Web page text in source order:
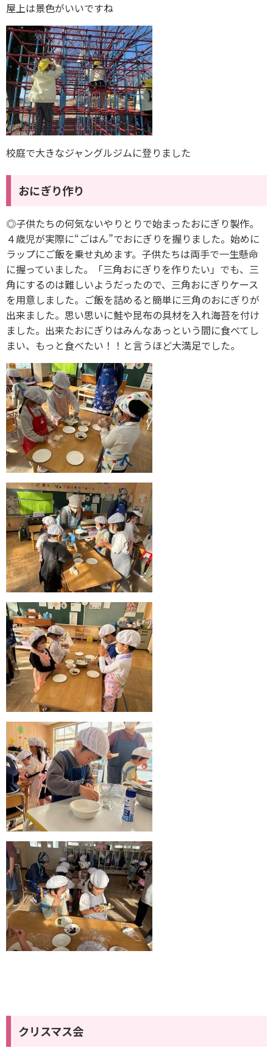
屋上は景色がいいですね
校庭で大きなジャングルジムに登りました
おにぎり作り
◎子供たちの何気ないやりとりで始まったおにぎり製作。
４歳児が実際に“ごはん”でおにぎりを握りました。始めに
ラップにご飯を乗せ丸めます。子供たちは両手で一生懸命
に握っていました。「三角おにぎりを作りたい」でも、三
角にするのは難しいようだったので、三角おにぎりケース
を用意しました。ご飯を詰めると簡単に三角のおにぎりが
出来ました。思い思いに鮭や昆布の具材を入れ海苔を付け
ました。出来たおにぎりはみんなあっという間に食べてし
まい、もっと食べたい！！と言うほど大満足でした。
クリスマス会